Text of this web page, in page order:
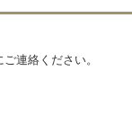
連絡ください。